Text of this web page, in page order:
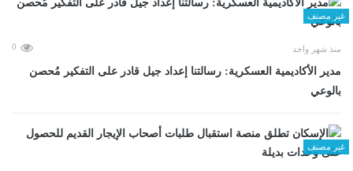
غير مصنف
منذ شهر واحد 0
مدير الأكاديمية العسكرية: رسالتنا إعداد جيل قادر على التفكير مُحصن
بالوعي
غير مصنف